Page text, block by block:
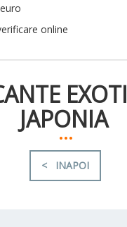
online
JAPONIA
...
< INAPOI